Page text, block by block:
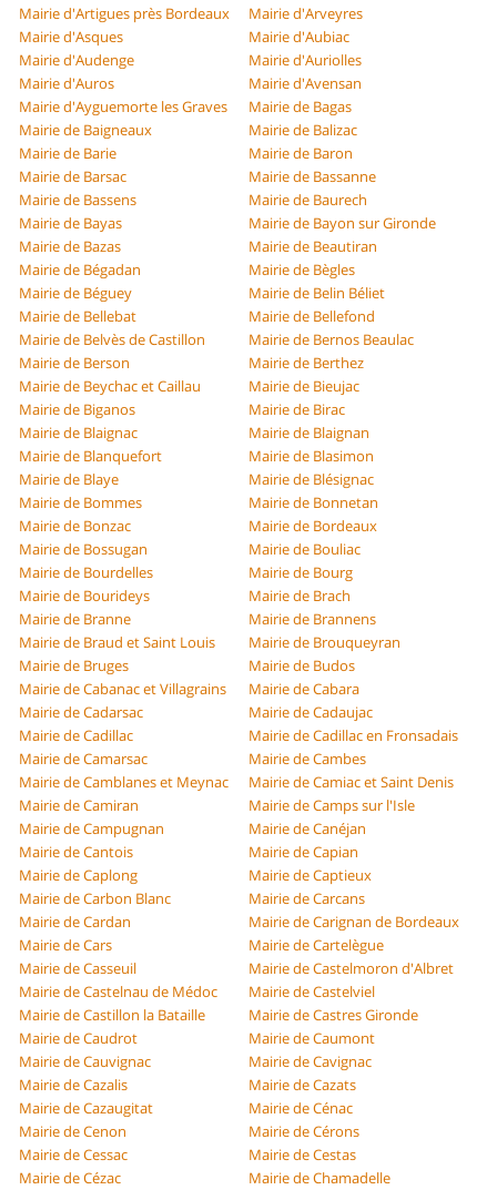
Mairie d'Artigues près Bordeaux
Mairie d'Arveyres
Mairie d'Asques
Mairie d'Aubiac
Mairie d'Audenge
Mairie d'Auriolles
Mairie d'Auros
Mairie d'Avensan
Mairie d'Ayguemorte les Graves
Mairie de Bagas
Mairie de Baigneaux
Mairie de Balizac
Mairie de Barie
Mairie de Baron
Mairie de Barsac
Mairie de Bassanne
Mairie de Bassens
Mairie de Baurech
Mairie de Bayas
Mairie de Bayon sur Gironde
Mairie de Bazas
Mairie de Beautiran
Mairie de Bégadan
Mairie de Bègles
Mairie de Béguey
Mairie de Belin Béliet
Mairie de Bellebat
Mairie de Bellefond
Mairie de Belvès de Castillon
Mairie de Bernos Beaulac
Mairie de Berson
Mairie de Berthez
Mairie de Beychac et Caillau
Mairie de Bieujac
Mairie de Biganos
Mairie de Birac
Mairie de Blaignac
Mairie de Blaignan
Mairie de Blanquefort
Mairie de Blasimon
Mairie de Blaye
Mairie de Blésignac
Mairie de Bommes
Mairie de Bonnetan
Mairie de Bonzac
Mairie de Bordeaux
Mairie de Bossugan
Mairie de Bouliac
Mairie de Bourdelles
Mairie de Bourg
Mairie de Bourideys
Mairie de Brach
Mairie de Branne
Mairie de Brannens
Mairie de Braud et Saint Louis
Mairie de Brouqueyran
Mairie de Bruges
Mairie de Budos
Mairie de Cabanac et Villagrains
Mairie de Cabara
Mairie de Cadarsac
Mairie de Cadaujac
Mairie de Cadillac
Mairie de Cadillac en Fronsadais
Mairie de Camarsac
Mairie de Cambes
Mairie de Camblanes et Meynac
Mairie de Camiac et Saint Denis
Mairie de Camiran
Mairie de Camps sur l'Isle
Mairie de Campugnan
Mairie de Canéjan
Mairie de Cantois
Mairie de Capian
Mairie de Caplong
Mairie de Captieux
Mairie de Carbon Blanc
Mairie de Carcans
Mairie de Cardan
Mairie de Carignan de Bordeaux
Mairie de Cars
Mairie de Cartelègue
Mairie de Casseuil
Mairie de Castelmoron d'Albret
Mairie de Castelnau de Médoc
Mairie de Castelviel
Mairie de Castillon la Bataille
Mairie de Castres Gironde
Mairie de Caudrot
Mairie de Caumont
Mairie de Cauvignac
Mairie de Cavignac
Mairie de Cazalis
Mairie de Cazats
Mairie de Cazaugitat
Mairie de Cénac
Mairie de Cenon
Mairie de Cérons
Mairie de Cessac
Mairie de Cestas
Mairie de Cézac
Mairie de Chamadelle